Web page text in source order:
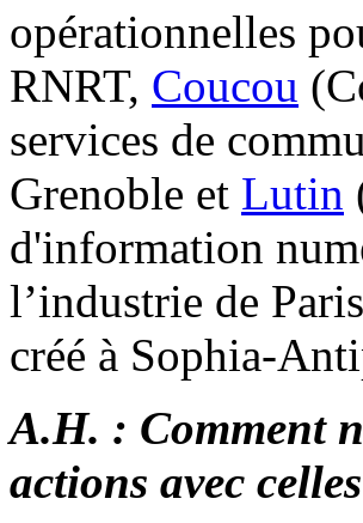
opérationnelles
RNRT, Coucou
services de
Grenoble et Lutin
d'information
l’industrie de
créé à Sophia-
A.H. : Comment
actions avec